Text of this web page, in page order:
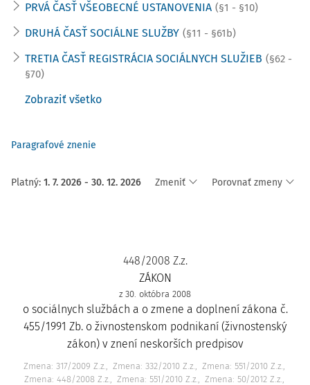
PRVÁ ČASŤ VŠEOBECNÉ USTANOVENIA (§1 - §10)
DRUHÁ ČASŤ SOCIÁLNE SLUŽBY (§11 - §61b)
TRETIA ČASŤ REGISTRÁCIA SOCIÁLNYCH SLUŽIEB (§62 -
§70)
Zobraziť všetko
Paragrafové znenie
Platný: 1. 7. 2026 - 30. 12. 2026 Zmeniť Porovnať zmeny
448/2008 Z.z.
ZÁKON
z 30. októbra 2008
o sociálnych službách a o zmene a doplnení zákona č.
455/1991 Zb. o živnostenskom podnikaní (živnostenský
zákon) v znení neskorších predpisov
Zmena: 317/2009 Z.z. Zmena: 332/2010 Z.z.
Zmena: 551/2010 Z.z.
Zmena: 448/2008 Z.z.
Zmena: 551/2010 Z.z.
Zmena: 50/2012 Z.z.